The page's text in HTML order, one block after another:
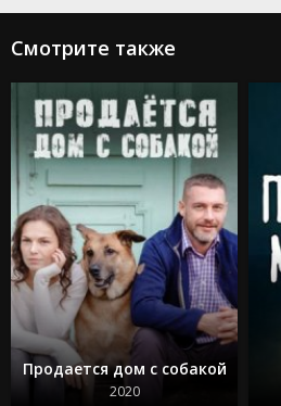
Смотрите также
Продается дом с собакой
2020